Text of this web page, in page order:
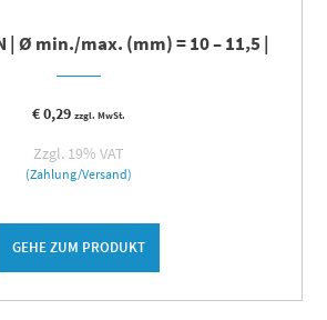
| Ø min./max. (mm) = 10 – 11,5 |
€0,29 zzgl. MwSt.
Zzgl. 19% VAT
(Zahlung/Versand)
GEHE ZUM PRODUKT